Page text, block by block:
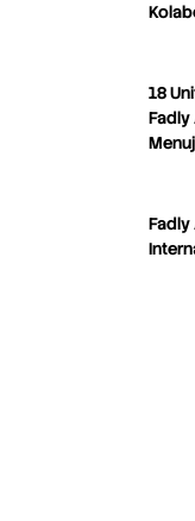
18
Fadly
Fadly